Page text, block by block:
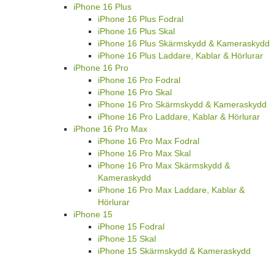
iPhone 16 Plus
iPhone 16 Plus Fodral
iPhone 16 Plus Skal
iPhone 16 Plus Skärmskydd & Kameraskydd
iPhone 16 Plus Laddare, Kablar & Hörlurar
iPhone 16 Pro
iPhone 16 Pro Fodral
iPhone 16 Pro Skal
iPhone 16 Pro Skärmskydd & Kameraskydd
iPhone 16 Pro Laddare, Kablar & Hörlurar
iPhone 16 Pro Max
iPhone 16 Pro Max Fodral
iPhone 16 Pro Max Skal
iPhone 16 Pro Max Skärmskydd &
Kameraskydd
iPhone 16 Pro Max Laddare, Kablar &
Hörlurar
iPhone 15
iPhone 15 Fodral
iPhone 15 Skal
iPhone 15 Skärmskydd & Kameraskydd